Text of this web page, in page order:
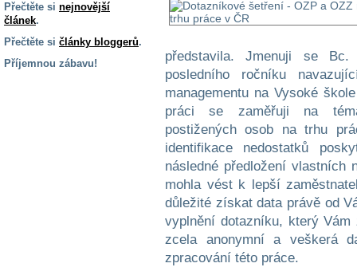
Přečtěte si nejnovější
článek.
Přečtěte si články bloggerů.
Příjemnou zábavu!
představila. Jmenuji se
posledního ročníku
managementu na Vysoké
práci se zaměřuji na téma
postižených osob na trhu
identifikace nedostatků
následné předložení vlastních
mohla vést k lepší
důležité získat data právě od
vyplnění dotazníku, který
zcela anonymní a veškerá
zpracování této práce.